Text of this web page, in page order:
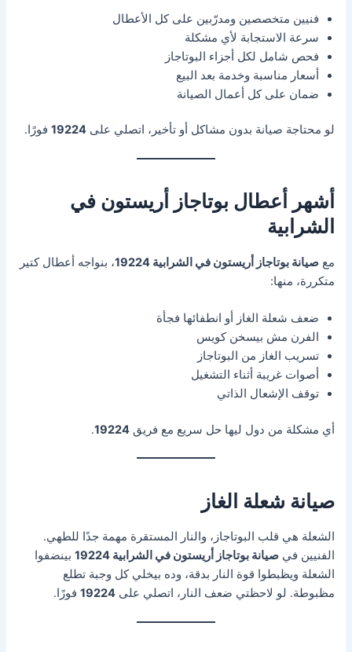
فنيين متخصصين ومدرّبين على كل الأعطال
سرعة الاستجابة لأي مشكلة
فحص شامل لكل أجزاء البوتاجاز
أسعار مناسبة وخدمة بعد البيع
ضمان على كل أعمال الصيانة
لو محتاجة صيانة بدون مشاكل أو تأخير، اتصلي على19224 فورًا.
أشهر أعطال بوتاجاز أريستون في
الشرابية
معصيانة بوتاجاز أريستون في الشرابية 19224
، بنواجه أعطال كتير
متكررة، منها:
ضعف شعلة الغاز أو انطفائها فجأة
الفرن مش بيسخن كويس
تسريب الغاز من البوتاجاز
أصوات غريبة أثناء التشغيل
توقف الإشعال الذاتي
أي مشكلة من دول ليها حل سريع مع فريق19224
.
صيانة شعلة الغاز
الشعلة هي قلب البوتاجاز، والنار المستقرة مهمة جدًا للطهي.
الفنيين فيصيانة بوتاجاز أريستون في الشرابية 19224
بينضفوا
الشعلة ويظبطوا قوة النار بدقة، وده بيخلي كل وجبة تطلع
مظبوطة. لو لاحظتي ضعف النار، اتصلي على19224 فورًا.